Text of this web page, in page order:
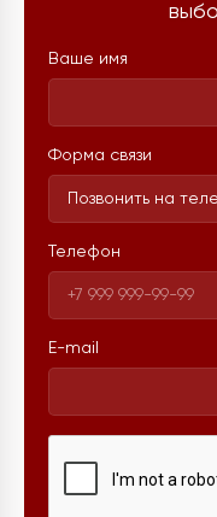
Ваше имя
Форма связи
Позвонить на
Телефон
E-mail